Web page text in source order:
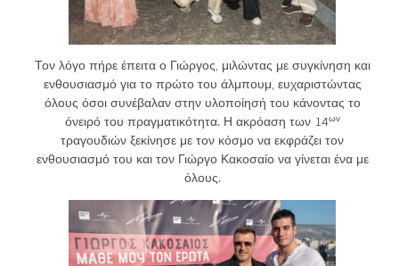
Τον λόγο πήρε έπειτα ο Γιώργος, μιλώντας με συγκίνηση και
ενθουσιασμό για το πρώτο του άλμπουμ, ευχαριστώντας
όλους όσοι συνέβαλαν στην υλοποίησή του κάνοντας το
όνειρό του πραγματικότητα. Η ακρόαση των 14ων
τραγουδιών ξεκίνησε με τον κόσμο να εκφράζει τον
ενθουσιασμό του και τον Γιώργο Κακοσαίο να γίνεται ένα με
όλους.